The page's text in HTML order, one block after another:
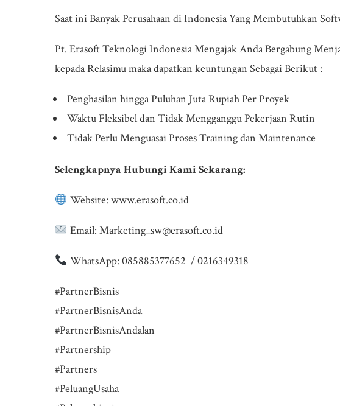
Saat ini Banyak Perusahaan di Indonesia Yang Membutuhkan
Pt. Erasoft Teknologi Indonesia Mengajak Anda Bergabung
kepada Relasimu maka dapatkan keuntungan Sebagai Berikut :
Penghasilan hingga Puluhan Juta Rupiah Per Proyek
Waktu Fleksibel dan Tidak Mengganggu Pekerjaan Rutin
Tidak Perlu Menguasai Proses Training dan Maintenance
Selengkapnya Hubungi Kami Sekarang:
Website: www.erasoft.co.id
Email: Marketing_sw@erasoft.co.id
WhatsApp: 085885377652 / 0216349318
#PartnerBisnis
#PartnerBisnisAnda
#PartnerBisnisAndalan
#Partnership
#Partners
#PeluangUsaha